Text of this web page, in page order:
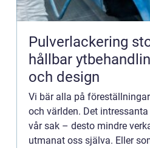
Pulverlackering
hållbar
och design
Vi bär alla på
och världen. Det
vår sak – desto mindre
utmanat oss själva. Eller